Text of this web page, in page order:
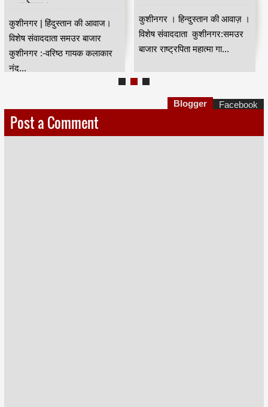
आयोजन।
कुशीनगर‍‌‌ | हिंदुस्तान की आवाज।
विशेष संवाददाता समउर बाजार
कुशीनगर‍‌‌ :-वरिष्ठ गायक कलाकार
नंद...
कुशीनगर । हिन्दुस्तान की आवाज़ ।
विशेष संवाददाता कुशीनगर:समउर
बाजार राष्ट्रपिता महात्मा गा...
Post a Comment
Blogger Facebook